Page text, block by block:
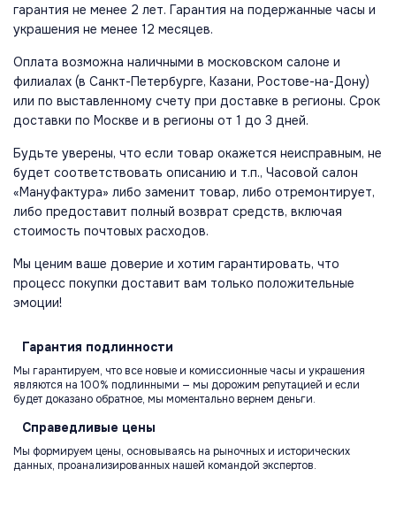
гарантия не менее 2 лет. Гарантия на подержанные часы и
украшения не менее 12 месяцев.
Оплата возможна наличными в московском салоне и
филиалах (в Санкт-Петербурге, Казани, Ростове-на-Дону)
или по выставленному счету при доставке в регионы. Срок
доставки по Москве и в регионы от 1 до 3 дней.
Будьте уверены, что если товар окажется неисправным, не
будет соответствовать описанию и т.п., Часовой салон
«Мануфактура» либо заменит товар, либо отремонтирует,
либо предоставит полный возврат средств, включая
стоимость почтовых расходов.
Мы ценим ваше доверие и хотим гарантировать, что
процесс покупки доставит вам только положительные
эмоции!
Гарантия подлинности
Мы гарантируем, что все новые и комиссионные часы и украшения
являются на 100% подлинными — мы дорожим репутацией и если
будет доказано обратное, мы моментально вернем деньги.
Справедливые цены
Мы формируем цены, основываясь на рыночных и исторических
данных, проанализированных нашей командой экспертов.